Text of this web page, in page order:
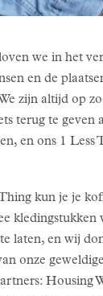
we in het
en de
zijn altijd op
terug te geven
en ons 1 Less
kun je je
kledingstukken
laten, en wij
onze geweldige
Housing